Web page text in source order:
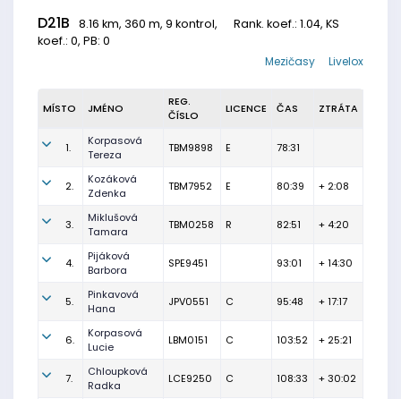
D21B 8.16 km, 360 m, 9 kontrol, Rank. koef.: 1.04, KS
koef.: 0, PB: 0
Livelox
Mezičasy
MÍSTO JMÉNO
REG.
ČÍSLO
LICENCE ČAS ZTRÁTA
1.
Korpasová
Tereza
TBM9898 E 78:31
2.
Kozáková
Zdenka
TBM7952 E 80:39 + 2:08
3.
Miklušová
Tamara
TBM0258 R 82:51 + 4:20
4.
Pijáková
Barbora
SPE9451 93:01 + 14:30
5.
Pinkavová
Hana
JPV0551 C 95:48 + 17:17
6.
Korpasová
Lucie
LBM0151 C 103:52 + 25:21
7.
Chloupková
Radka
LCE9250 C 108:33 + 30:02